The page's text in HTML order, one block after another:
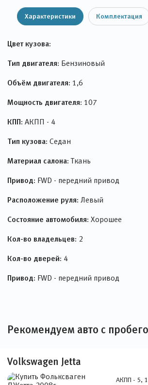
Характеристики Комплектация
Цвет кузова:
Тип двигателя: Бензиновый
Объём двигателя: 1,6
Мощность двигателя: 107
КПП: АКПП - 4
Тип кузова: Седан
Материал салона: Ткань
Привод: FWD - передний привод
Расположение руля: Левый
Состояние автомобиля: Хорошее
Кол-во владельцев: 2
Кол-во дверей: 4
Привод: FWD - передний привод
Рекомендуем авто с
Volkswagen Jetta
АКПП - 5,